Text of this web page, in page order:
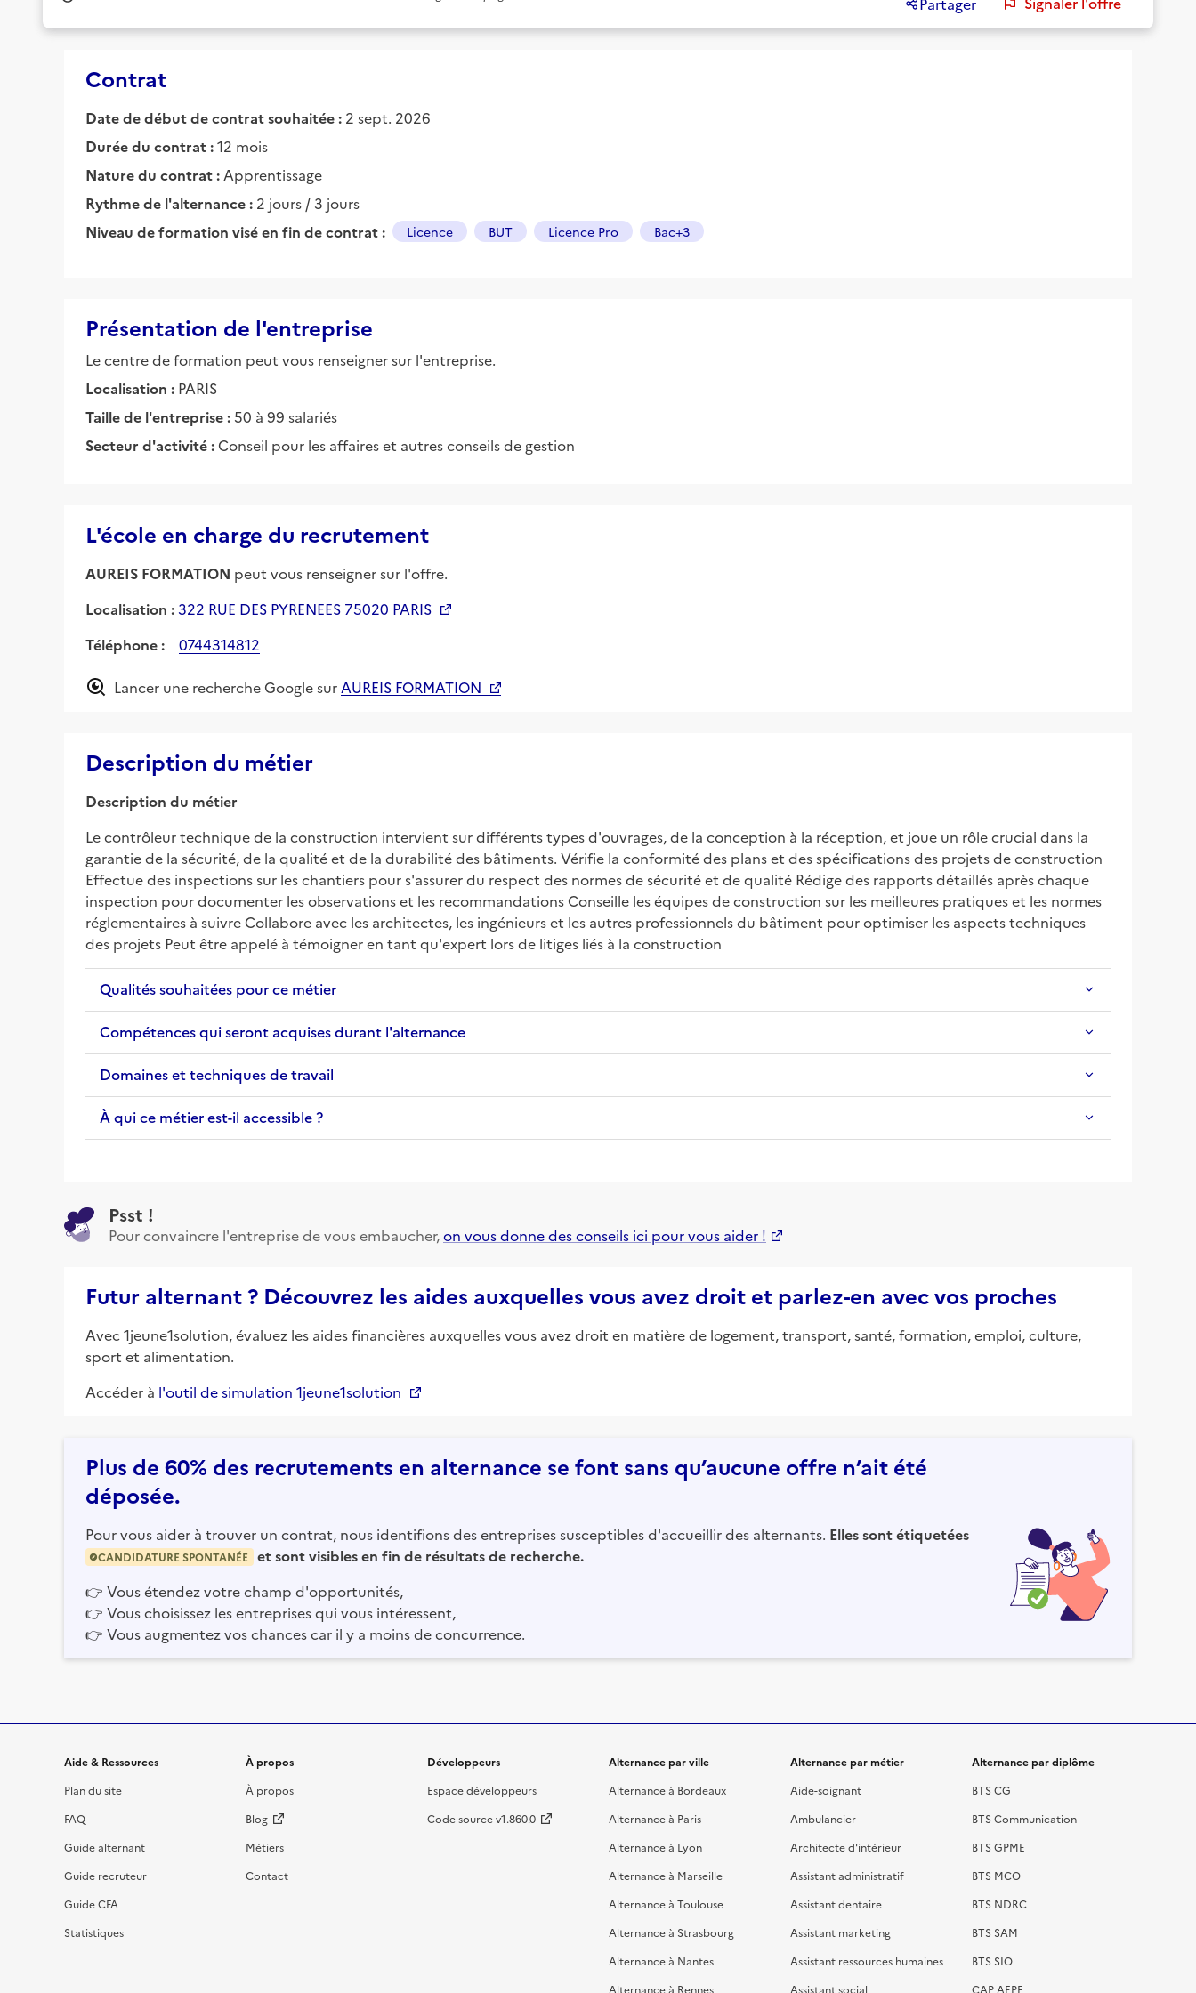
Contrat
Date de début de contrat souhaitée : 2 sept. 2026
Durée du contrat :12 mois
Nature du contrat : Apprentissage
Rythme de l'alternance : 2 jours / 3 jours
Niveau de formation visé en fin de contrat :
Licence BUT Licence Pro Bac+3
Présentation de l'entreprise
Le centre de formation peut vous renseigner sur l'entreprise.
Localisation : PARIS
Taille de l'entreprise : 50 à 99 salariés
Secteur d'activité : Conseil pour les affaires et autres conseils de gestion
L'école en charge du recrutement
AUREIS FORMATION peut vous renseigner sur l'offre.
Localisation :322 RUE DES PYRENEES 75020 PARIS
Téléphone :
0744314812
Lancer une recherche Google sur AUREIS FORMATION
Description du métier
Description du métier
Le contrôleur technique de la construction intervient sur différents types d'ouvrages, de la conception à la réception, et joue un rôle crucial dans la
garantie de la sécurité, de la qualité et de la durabilité des bâtiments. Vérifie la conformité des plans et des spécifications des projets de construction
Effectue des inspections sur les chantiers pour s'assurer du respect des normes de sécurité et de qualité Rédige des rapports détaillés après chaque
inspection pour documenter les observations et les recommandations Conseille les équipes de construction sur les meilleures pratiques et les normes
réglementaires à suivre Collabore avec les architectes, les ingénieurs et les autres professionnels du bâtiment pour optimiser les aspects techniques
des projets Peut être appelé à témoigner en tant qu'expert lors de litiges liés à la construction
Qualités souhaitées pour ce métier
Compétences qui seront acquises durant l'alternance
Domaines et techniques de travail
À qui ce métier est-il accessible ?
Psst !
Pour convaincre l'entreprise de vous embaucher,on vous donne des conseils ici pour vous aider !
Futur alternant ? Découvrez les aides auxquelles vous avez droit et parlez-en avec vos proches
Avec 1jeune1solution, évaluez les aides financières auxquelles vous avez droit en matière de logement, transport, santé, formation, emploi, culture,
sport et alimentation.
Accéder à l'outil de simulation 1jeune1solution
Plus de 60% des recrutements en alternance se font sans qu’aucune offre n’ait été
déposée.
Pour vous aider à trouver un contrat, nous identifions des entreprises susceptibles d'accueillir des alternants. Elles sont étiquetées
CANDIDATURE SPONTANÉE
et sont visibles en fin de résultats de recherche.
👉 Vous étendez votre champ d'opportunités,
👉 Vous choisissez les entreprises qui vous intéressent,
👉 Vous augmentez vos chances car il y a moins de concurrence.
Informations et liens du site
Aide & Ressources
Plan du site
FAQ
Guide alternant
Guide recruteur
Guide CFA
Statistiques
À propos
À propos
Blog
Métiers
Contact
Développeurs
Espace développeurs
Code source v1.860.0
Alternance par ville
Alternance à Bordeaux
Alternance à Paris
Alternance à Lyon
Alternance à Marseille
Alternance à Toulouse
Alternance à Strasbourg
Alternance à Nantes
Alternance à Rennes
Alternance par métier
Aide-soignant
Ambulancier
Architecte d'intérieur
Assistant administratif
Assistant dentaire
Assistant marketing
Assistant ressources humaines
Assistant social
Alternance par diplôme
BTS CG
BTS Communication
BTS GPME
BTS MCO
BTS NDRC
BTS SAM
BTS SIO
CAP AEPE